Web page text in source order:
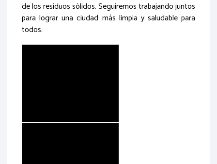
de los residuos sólidos. Seguiremos trabajando juntos
para lograr una ciudad más limpia y saludable para
todos.